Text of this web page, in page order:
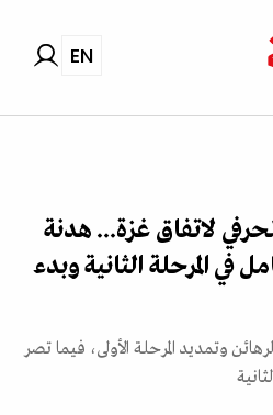
EN
لاتفاق غزة... هدنة
في المرحلة الثانية وبدء
وتمديد المرحلة الأولى، فيما تصر